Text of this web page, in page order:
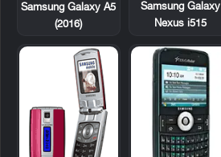
Samsung Galaxy
Nexus i515
Samsung Galaxy A5
(2016)